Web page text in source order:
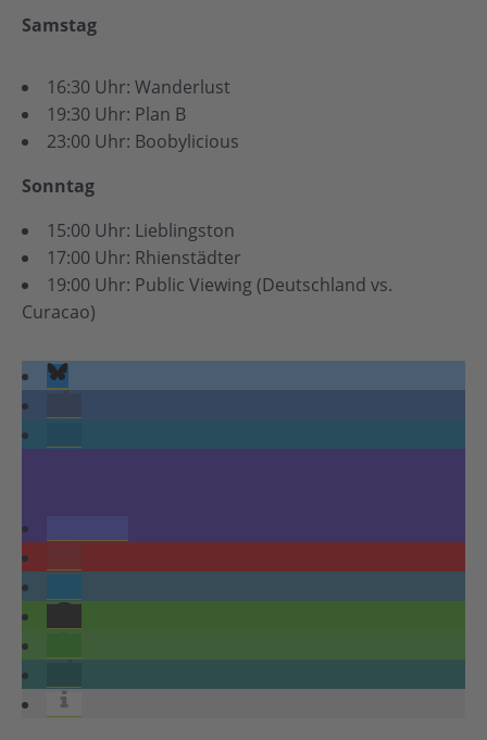
Samstag
16:30 Uhr: Wanderlust
19:30 Uhr: Plan B
23:00 Uhr: Boobylicious
Sonntag
15:00 Uhr: Lieblingston
17:00 Uhr: Rhienstädter
19:00 Uhr: Public Viewing (Deutschland vs.
Curacao)